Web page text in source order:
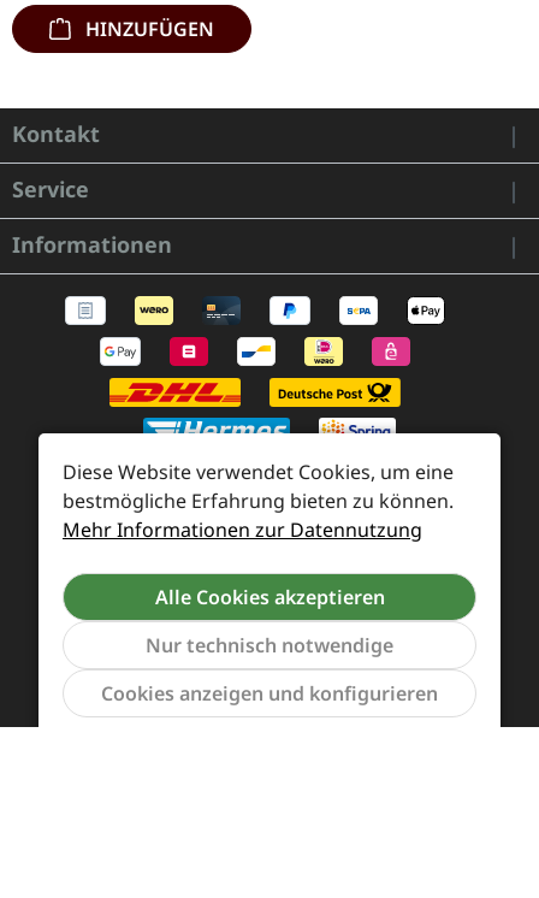
HINZUFÜGEN
Kontakt
Service
Informationen
Zahlung und Versand
Widerrufsrecht und Rücksendung
Kontakt
Händleranfragen
Cookie-Voreinstellungen
Alle Preise inkl. gesetzl. Mehrwertsteuer zzgl.
Diese Website verwendet Cookies, um eine
bestmögliche Erfahrung bieten zu können.
Mehr Informationen zur Datennutzung
Alle Cookies akzeptieren
Nur technisch notwendige
Cookies anzeigen und konfigurieren